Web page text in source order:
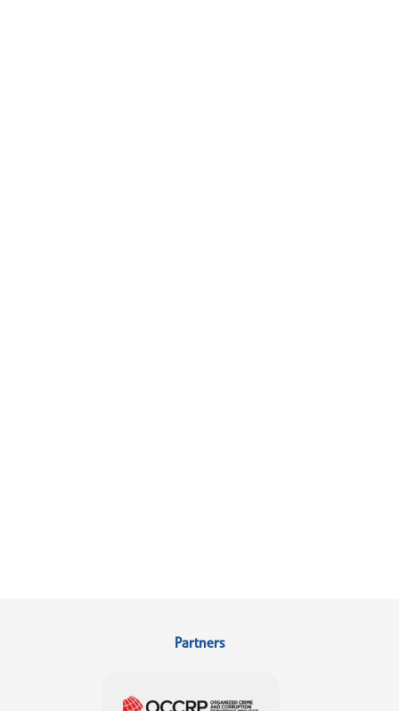
Partners